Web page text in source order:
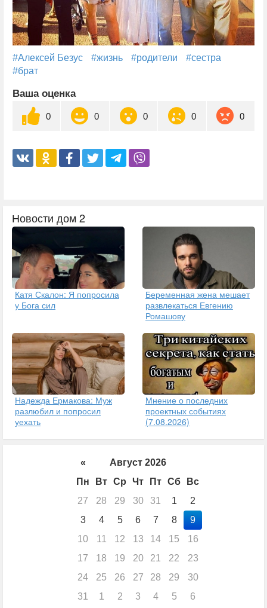
#Алексей Безус #жизнь #родители
#сестра
#брат
Ваша оценка
0 0 0 0 0
Новости дом 2
Катя Скалон: Я попросила
у Бога сил
Беременная жена мешает
развлекаться Евгению
Ромашову
Надежда Ермакова: Муж
разлюбил и попросил
уехать
Мнение о последних
проектных событиях
(7.08.2026)
«
Август 2026
Пн
Вт Ср Чт Пт Сб
Вс
27
28 29 30 31 1
2
3
4 5 6 7 8
9
10
11 12 13 14 15
16
17
18 19 20 21 22
23
24
25 26 27 28 29
30
31
1 2 3 4 5 6